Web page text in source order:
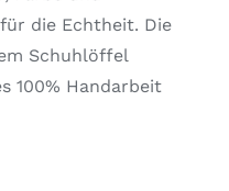
die Echtheit. Die
Schuhlöffel
100% Handarbeit